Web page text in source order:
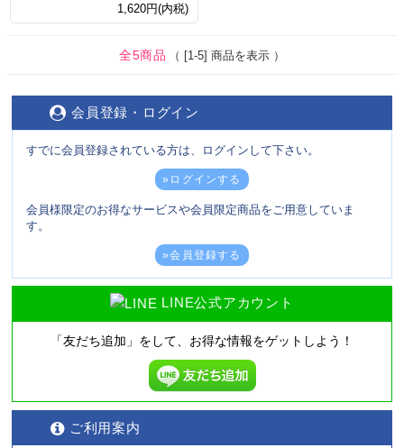
1,620円(内税)
全5商品 （ [1-5] 商品を表示 ）
会員登録・ログイン
すでに会員登録されている方は、ログインして下さい。
»ログインする
会員様限定のお得なサービスや会員限定商品をご用意していま
す。
»会員登録する
LINE公式アカウント
「友だち追加」をして、 お得な情報をゲットしよう！
ご利用案内